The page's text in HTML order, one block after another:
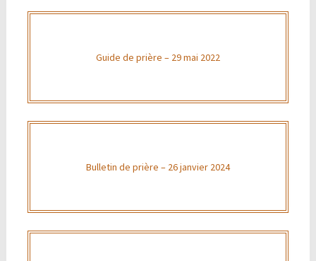
Guide de prière – 29 mai 2022
Bulletin de prière – 26 janvier 2024